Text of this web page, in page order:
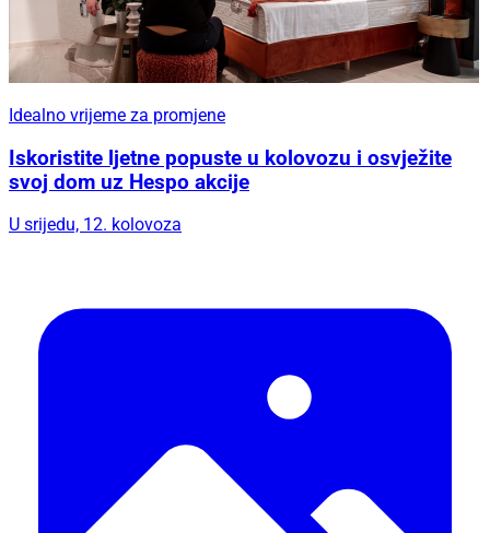
Idealno vrijeme za promjene
Iskoristite ljetne popuste u kolovozu i osvježite
svoj dom uz Hespo akcije
U srijedu, 12. kolovoza